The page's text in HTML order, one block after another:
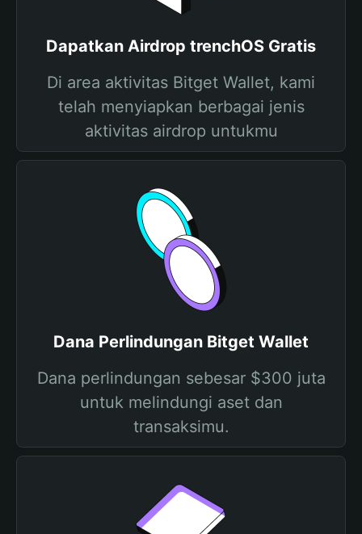
Dapatkan Airdrop trenchOS Gratis
Di area aktivitas Bitget Wallet, kami
telah menyiapkan berbagai jenis
aktivitas airdrop untukmu
Dana Perlindungan Bitget Wallet
Dana perlindungan sebesar $300 juta
untuk melindungi aset dan
transaksimu.